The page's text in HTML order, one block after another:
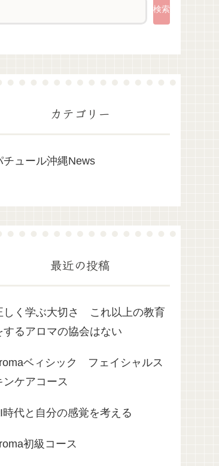
検索
カテゴリー
チュール沖縄News
最近の投稿
しく学ぶ大切さ これ以上の教育
するアロマの協会はない
ベィシック フェイシャルス
ンケアコース
時代と自分の感覚を考える
初級コース